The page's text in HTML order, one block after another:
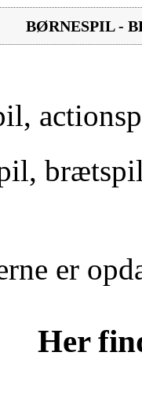
BØRNESPIL -
er
Her